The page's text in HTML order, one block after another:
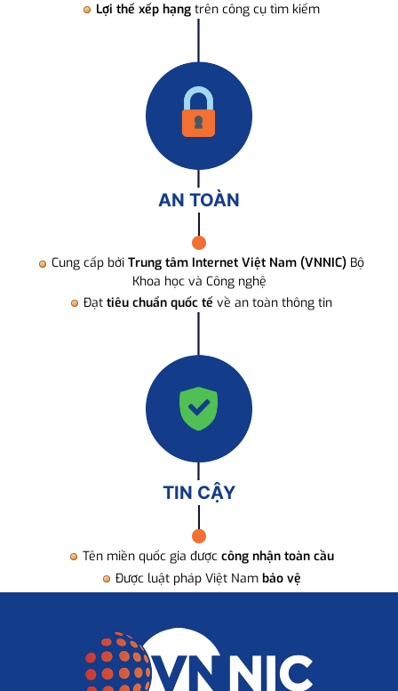
Lợi thế xếp hạng trên công cụ tìm kiếm
AN TOÀN
Cung cấp bởi Trung tâm Internet Việt Nam (VNNIC) Bộ
Khoa học và Công nghệ
Đạt tiêu chuẩn quốc tế về an toàn thông tin
TIN CẬY
Tên miền quốc gia được công nhận toàn cầu
Được luật pháp Việt Nam bảo vệ